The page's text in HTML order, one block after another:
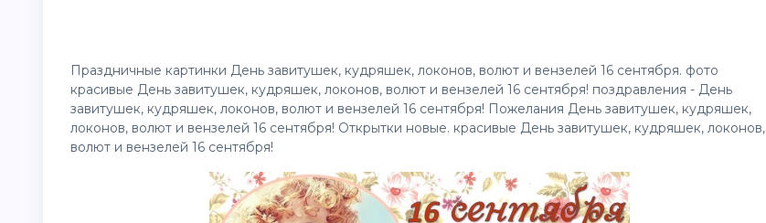
Праздничные картинки День завитушек, кудряшек, локонов, волют и вензелей 16 сентября. фото
красивые День завитушек, кудряшек, локонов, волют и вензелей 16 сентября! поздравления - День
завитушек, кудряшек, локонов, волют и вензелей 16 сентября! Пожелания День завитушек, кудряшек,
локонов, волют и вензелей 16 сентября! Открытки новые. красивые День завитушек, кудряшек, локонов,
волют и вензелей 16 сентября!